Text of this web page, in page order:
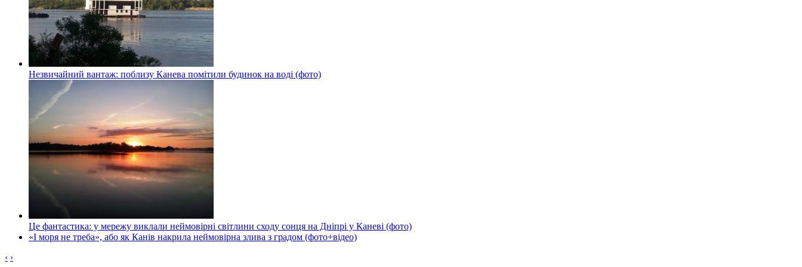
Незвичайний вантаж: поблизу Канева помітили будинок на воді (фото)
Це фантастика: у мережу виклали неймовірні світлини сходу сонця на Дніпрі у Каневі (фото)
«І моря не треба», або як Канів накрила неймовірна злива з градом (фото+відео)
‹ ›